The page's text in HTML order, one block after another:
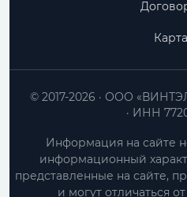
ООО
ИНН
© 2017-2026
Информация на сайте
информационный
представленные на сайте,
и могут отличаться